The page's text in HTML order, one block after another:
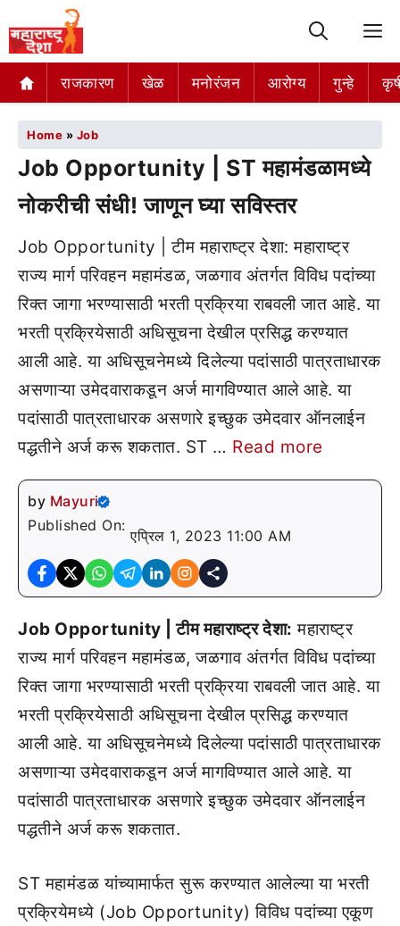
राजकारण खेळ मनोरंजन आरोग्य गुन्हे
Home » Job
Job Opportunity | ST महामंडळामध्ये
नोकरीची संधी! जाणून घ्या सविस्तर
Job Opportunity | टीम महाराष्ट्र देशा: महाराष्ट्र
राज्य मार्ग परिवहन महामंडळ, जळगाव अंतर्गत विविध पदांच्या
रिक्त जागा भरण्यासाठी भरती प्रक्रिया राबवली जात आहे. या
भरती प्रक्रियेसाठी अधिसूचना देखील प्रसिद्ध करण्यात
आली आहे. या अधिसूचनेमध्ये दिलेल्या पदांसाठी पात्रताधारक
असणाऱ्या उमेदवाराकडून अर्ज मागविण्यात आले आहे. या
पदांसाठी पात्रताधारक असणारे इच्छुक उमेदवार ऑनलाईन
पद्धतीने अर्ज करू शकतात. ST … Read more
by Mayuri
Published On:
एप्रिल 1, 2023 11:00 AM
Job Opportunity | टीम महाराष्ट्र देशा: महाराष्ट्र
राज्य मार्ग परिवहन महामंडळ, जळगाव अंतर्गत विविध पदांच्या
रिक्त जागा भरण्यासाठी भरती प्रक्रिया राबवली जात आहे. या
भरती प्रक्रियेसाठी अधिसूचना देखील प्रसिद्ध करण्यात
आली आहे. या अधिसूचनेमध्ये दिलेल्या पदांसाठी पात्रताधारक
असणाऱ्या उमेदवाराकडून अर्ज मागविण्यात आले आहे. या
पदांसाठी पात्रताधारक असणारे इच्छुक उमेदवार ऑनलाईन
पद्धतीने अर्ज करू शकतात.
ST महामंडळ यांच्यामार्फत सुरू करण्यात आलेल्या या भरती
प्रक्रियेमध्ये (Job Opportunity) विविध पदांच्या एकूण